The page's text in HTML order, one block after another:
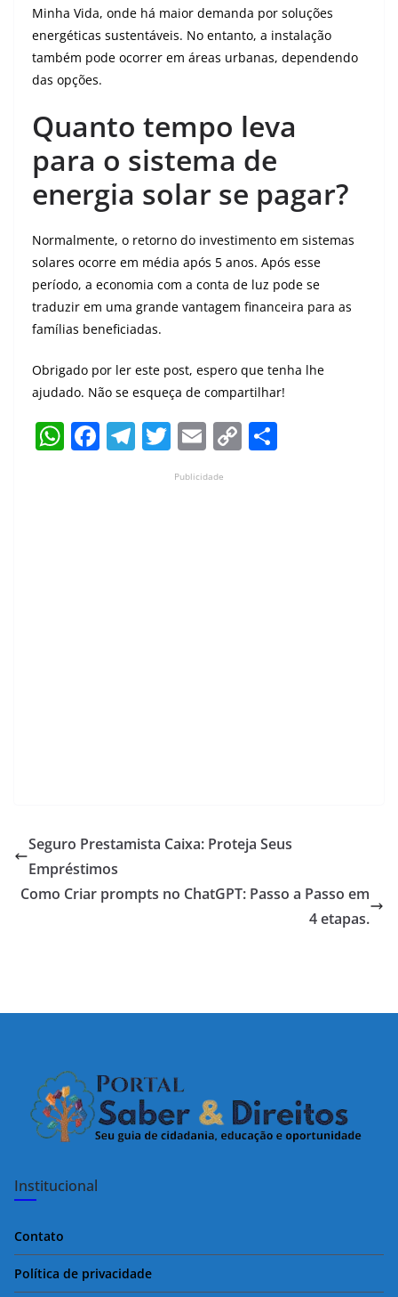
Minha Vida, onde há maior demanda por soluções
energéticas sustentáveis. No entanto, a instalação
também pode ocorrer em áreas urbanas, dependendo
das opções.
Quanto tempo leva
para o sistema de
energia solar se pagar?
Normalmente, o retorno do investimento em sistemas
solares ocorre em média após 5 anos. Após esse
período, a economia com a conta de luz pode se
traduzir em uma grande vantagem financeira para as
famílias beneficiadas.
Obrigado por ler este post, espero que tenha lhe
ajudado. Não se esqueça de compartilhar!
W F T T
w
itt
E
m
ai
C
Publicidade
Seguro Prestamista Caixa: Proteja Seus
Empréstimos
Como Criar prompts no ChatGPT: Passo a Passo em
4 etapas.
Institucional
Contato
Política de privacidade